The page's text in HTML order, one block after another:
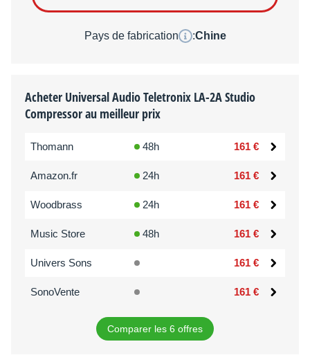
Pays de fabrication :Chine
Acheter Universal Audio Teletronix LA-2A Studio
Compressor au meilleur prix
Thomann 48h 161 €
Amazon.fr 24h 161 €
Woodbrass 24h 161 €
Music Store 48h 161 €
Univers Sons 161 €
SonoVente 161 €
Comparer les 6 offres